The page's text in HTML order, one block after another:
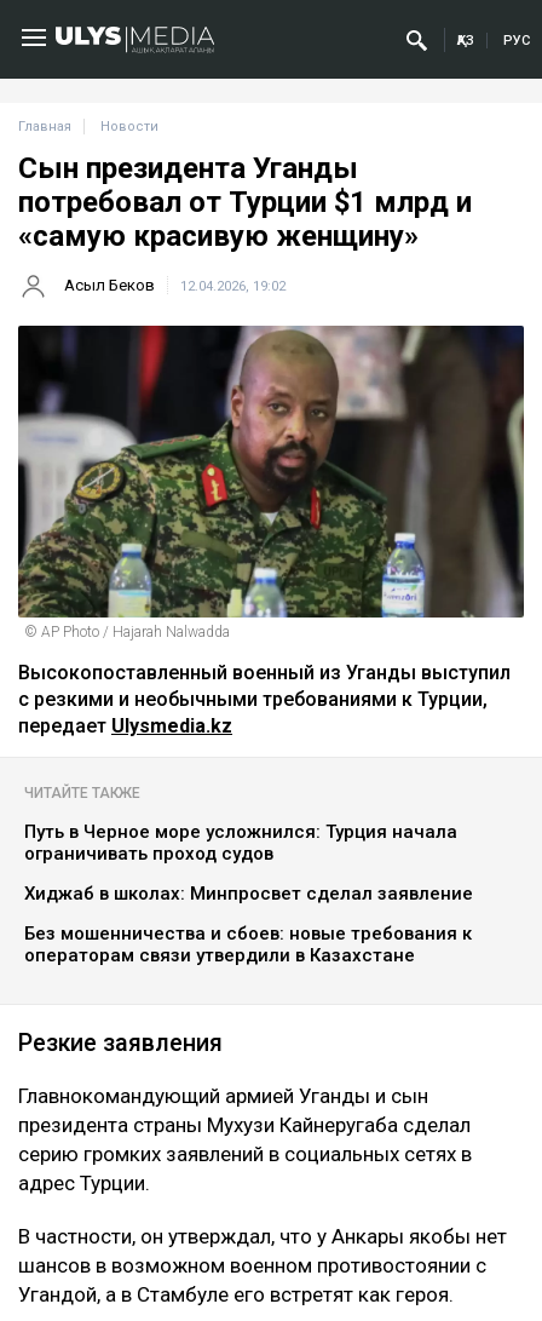
ҚАЗ РУС
Главная Новости
Сын президента Уганды
потребовал от Турции $1 млрд и
«самую красивую женщину»
Асыл Беков 12.04.2026, 19:02
© AP Photo / Hajarah Nalwadda
Высокопоставленный военный из Уганды выступил
с резкими и необычными требованиями к Турции,
передает Ulysmedia.kz
ЧИТАЙТЕ ТАКЖЕ
Путь в Черное море усложнился: Турция начала
ограничивать проход судов
Хиджаб в школах: Минпросвет сделал заявление
Без мошенничества и сбоев: новые требования к
операторам связи утвердили в Казахстане
Резкие заявления
Главнокомандующий армией Уганды и сын
президента страны Мухузи Кайнеругаба сделал
серию громких заявлений в социальных сетях в
адрес Турции.
В частности, он утверждал, что у Анкары якобы нет
шансов в возможном военном противостоянии с
Угандой, а в Стамбуле его встретят как героя.